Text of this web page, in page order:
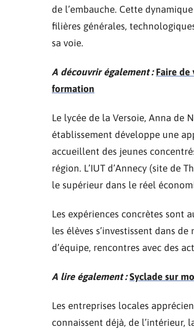
de l’embauche. Cette
filières générales,
sa voie.
A découvrir également : Faire
formation
Le lycée de la Versoie, Anna de
établissement développe une
accueillent des jeunes
région. L’IUT d’Annecy (site de
le supérieur dans le réel
Les expériences concrètes sont
les élèves s’investissent dans
d’équipe, rencontres avec des
A lire également : Syclade sur
Les entreprises locales
connaissent déjà, de l’intérieur,